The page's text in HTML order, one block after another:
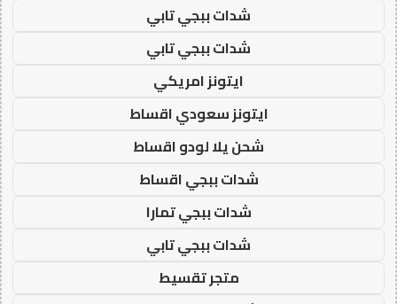
شدات ببجي تابي
شدات ببجي تابي
ايتونز امريكي
ايتونز سعودي اقساط
شحن يلا لودو اقساط
شدات ببجي اقساط
شدات ببجي تمارا
شدات ببجي تابي
متجر تقسيط